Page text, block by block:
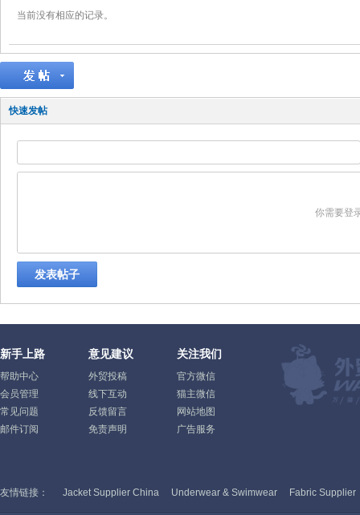
当前没有相应的记录。
快速发帖
你需要登
发表帖子
新手上路
帮助中心
会员管理
常见问题
邮件订阅
意见建议
外贸投稿
线下互动
反馈留言
免责声明
关注我们
官方微信
猫主微信
网站地图
广告服务
友情链接： Jacket Supplier China Underwear & Swimwear Fabric Supplier